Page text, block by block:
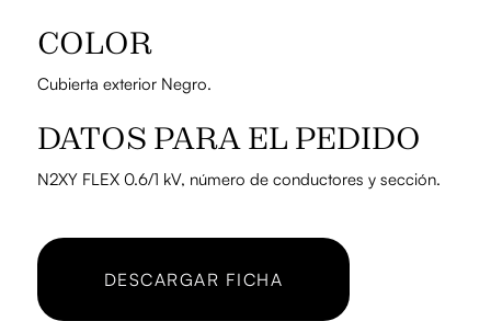
COLOR
Cubierta exterior Negro.
DATOS PARA EL PEDIDO
N2XY FLEX 0.6/1 kV, número de conductores y sección.
DESCARGAR FICHA